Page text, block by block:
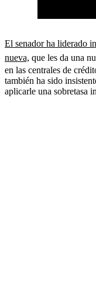
El senador ha liderado
nueva, que les da una
en las centrales de
también ha sido
aplicarle una sobretasa